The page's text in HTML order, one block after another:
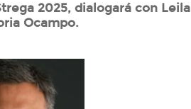
2025, dialogará con Leila
Ocampo.